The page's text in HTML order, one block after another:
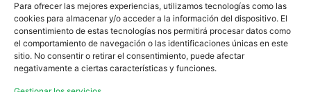
Para ofrecer las mejores experiencias, utilizamos tecnologías como las
cookies para almacenar y/o acceder a la información del dispositivo. El
consentimiento de estas tecnologías nos permitirá procesar datos como
el comportamiento de navegación o las identificaciones únicas en este
sitio. No consentir o retirar el consentimiento, puede afectar
negativamente a ciertas características y funciones.
Newsletter
Eco Multimedia
Contacto
Artículos
Escaparate
Enlaces de interés
SUSCRÍBETE A NUESTRO NEWSLETTER